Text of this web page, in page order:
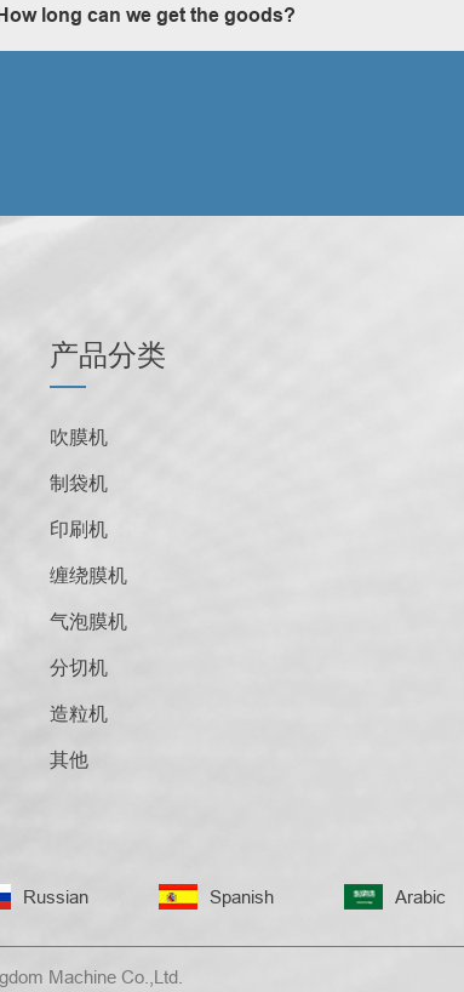
long can we get the goods?
产品分类
吹膜机
制袋机
印刷机
缠绕膜机
气泡膜机
分切机
造粒机
其他
Russian Spanish Arabic
Machine Co.,Ltd.